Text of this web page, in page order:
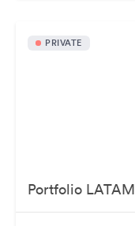
PRIVATE
Portfolio LATAM